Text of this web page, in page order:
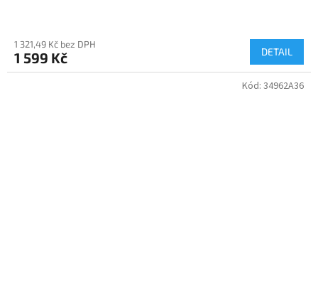
1 321,49 Kč bez DPH
1 599 Kč DETAIL
Kód: 34962A36